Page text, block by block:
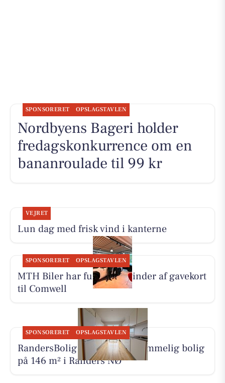
SPONSORERET OPSLAGSTAVLEN
Nordbyens Bageri holder
fredagskonkurrence om en
bananroulade til 99 kr
VEJRET
Lun dag med frisk vind i kanterne
SPONSORERET OPSLAGSTAVLEN
MTH Biler har fundet en vinder af gavekort
til Comwell
SPONSORERET OPSLAGSTAVLEN
RandersBolig præsenterer rummelig bolig
på 146 m² i Randers NØ